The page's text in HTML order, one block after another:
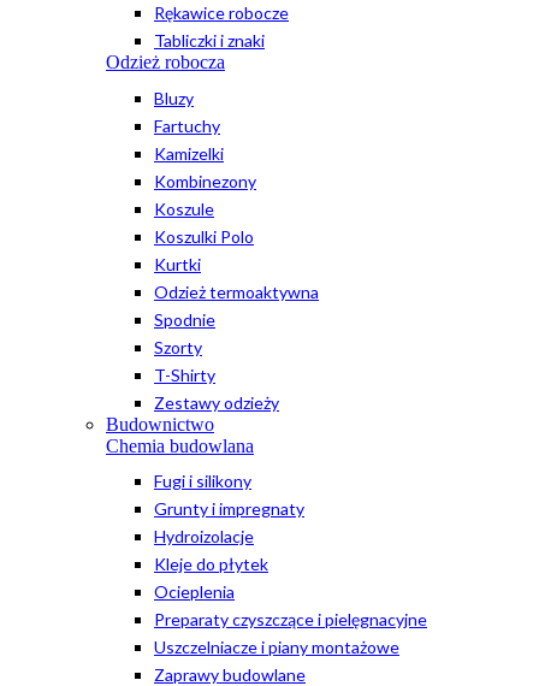
Rękawice robocze
Tabliczki i znaki
Odzież robocza
Bluzy
Fartuchy
Kamizelki
Kombinezony
Koszule
Koszulki Polo
Kurtki
Odzież termoaktywna
Spodnie
Szorty
T-Shirty
Zestawy odzieży
Budownictwo
Chemia budowlana
Fugi i silikony
Grunty i impregnaty
Hydroizolacje
Kleje do płytek
Ocieplenia
Preparaty czyszczące i pielęgnacyjne
Uszczelniacze i piany montażowe
Zaprawy budowlane